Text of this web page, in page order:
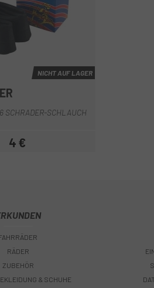
NICHT AUF LAGER
SCHRADER-SCHLAUCH
Preis
4 €
RÄDER
ZUBEHÖR
& SCHUHE